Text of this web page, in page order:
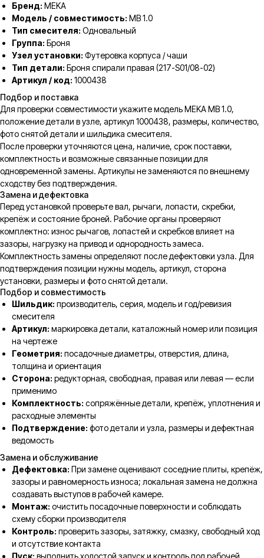
Бренд: MEKA
Модель / совместимость: MB 1.0
Тип смесителя: Одновальный
Группа: Броня
Узел установки: Футеровка корпуса / чаши
Тип детали: Броня спирали правая (217-S01/08-02)
Артикул / код: 1000438
Подбор и поставка
Для проверки совместимости укажите модель MEKA MB 1.0,
положение детали в узле, артикул 1000438, размеры, количество,
фото снятой детали и шильдика смесителя.
После проверки уточняются цена, наличие, срок поставки,
комплектность и возможные связанные позиции для
одновременной замены. Артикулы не заменяются по внешнему
сходству без подтверждения.
Замена и дефектовка
Перед установкой проверьте вал, рычаги, лопасти, скребки,
крепёж и состояние броней. Рабочие органы проверяют
комплектно: износ рычагов, лопастей и скребков влияет на
зазоры, нагрузку на привод и однородность замеса.
Комплектность замены определяют после дефектовки узла. Для
подтверждения позиции нужны модель, артикул, сторона
установки, размеры и фото снятой детали.
Подбор и совместимость
Шильдик: производитель, серия, модель и год/ревизия
смесителя
Артикул: маркировка детали, каталожный номер или позиция
на чертеже
Геометрия: посадочные диаметры, отверстия, длина,
толщина и ориентация
Сторона: редукторная, свободная, правая или левая — если
применимо
Комплектность: сопряжённые детали, крепёж, уплотнения и
расходные элементы
Подтверждение: фото детали и узла, размеры и дефектная
ведомость
Замена и обслуживание
Дефектовка: При замене оценивают соседние плиты, крепёж,
зазоры и равномерность износа; локальная замена не должна
создавать выступов в рабочей камере.
Монтаж: очистить посадочные поверхности и соблюдать
схему сборки производителя
Контроль: проверить зазоры, затяжку, смазку, свободный ход
и отсутствие контакта